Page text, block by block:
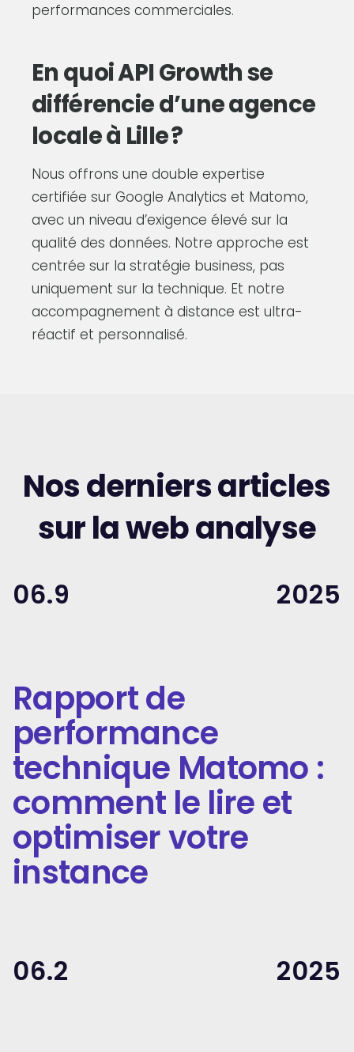
performances commerciales.
En quoi API Growth se
différencie d’une agence
locale à Lille ?
Nous offrons une double expertise
certifiée sur Google Analytics et Matomo,
avec un niveau d’exigence élevé sur la
qualité des données. Notre approche est
centrée sur la stratégie business, pas
uniquement sur la technique. Et notre
accompagnement à distance est ultra-
réactif et personnalisé.
Nos derniers articles
sur la web analyse
06.9 2025
Rapport de
performance
technique Matomo :
comment le lire et
optimiser votre
instance
06.2 2025